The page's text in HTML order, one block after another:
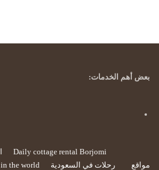
بعض أهم الخدمات:
Daily cottage rental Borjomi
مواقع
رحلات في السعودية the world